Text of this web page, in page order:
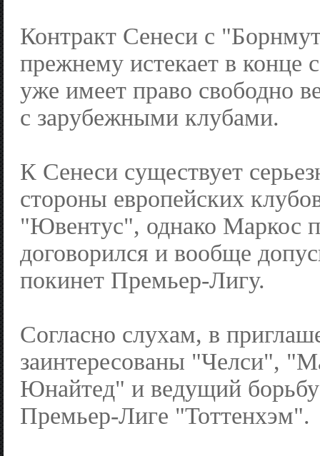
Контракт Сенеси с
прежнему истекает в конце
уже имеет право свободно
с зарубежными клубами.
К Сенеси существует
стороны европейских
"Ювентус", однако Маркос
договорился и вообще
покинет Премьер-Лигу.
Согласно слухам, в
заинтересованы "Челси",
Юнайтед" и ведущий
Премьер-Лиге "Тоттенхэм".